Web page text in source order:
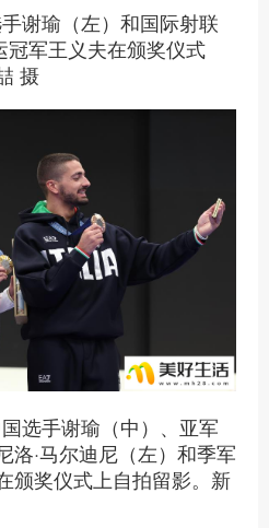
瑜（左）和国际射联
军王义夫在颁奖仪式
摄
手谢瑜（中）、亚军
洛·马尔迪尼（左）和季军
颁奖仪式上自拍留影。新